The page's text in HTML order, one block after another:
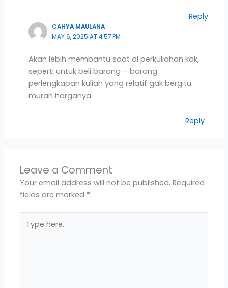
Reply
CAHYA MAULANA
MAY 6, 2025 AT 4:57 PM
Akan lebih membantu saat di perkuliahan kak,
seperti untuk beli barang – barang
perlengkapan kuliah yang relatif gak bergitu
murah harganya
Reply
Leave a Comment
Your email address will not be published. Required
fields are marked *
here..